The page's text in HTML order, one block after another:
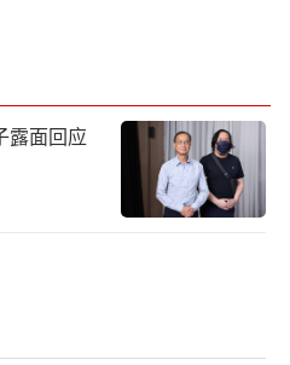
露面回应